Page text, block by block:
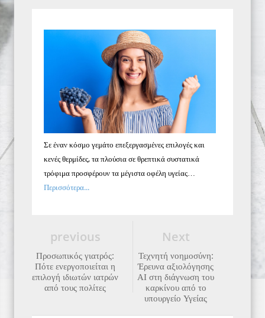
Σε έναν κόσμο γεμάτο επεξεργασμένες επιλογές και
κενές θερμίδες, τα πλούσια σε θρεπτικά συστατικά
τρόφιμα προσφέρουν τα μέγιστα οφέλη υγείας…
Περισσότερα...
Next
Τεχνητή νοημοσύνη:
Έρευνα αξιολόγησης
ΑΙ στη διάγνωση του
καρκίνου από το
υπουργείο Υγείας
previous
Προσωπικός γιατρός:
Πότε ενεργοποιείται η
επιλογή ιδιωτών ιατρών
από τους πολίτες